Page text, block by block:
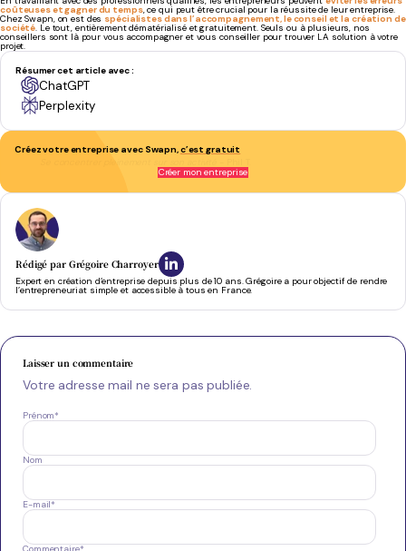
coûteuses et gagner du temps, ce qui peut être crucial pour la réussite de leur entreprise.
Chez Swapn, on est des spécialistes dans l’accompagnement, le conseil et la création de
société. Le tout, entièrement dématérialisé et gratuitement. Seuls ou à plusieurs, nos
conseillers sont là pour vous accompagner et vous conseiller pour trouver LA solution à votre
projet.
Résumer cet article avec :
ChatGPT
Perplexity
Créez votre entreprise avec Swapn,c’est gratuit
Créer mon entreprise
Rédigé par Grégoire Charroyer
Expert en création d’entreprise depuis plus de 10 ans. Grégoire a pour objectif de rendre
l’entrepreneuriat simple et accessible à tous en France.
Laisser un commentaire
Votre adresse mail ne sera pas publiée.
Prénom*
Nom
E-mail*